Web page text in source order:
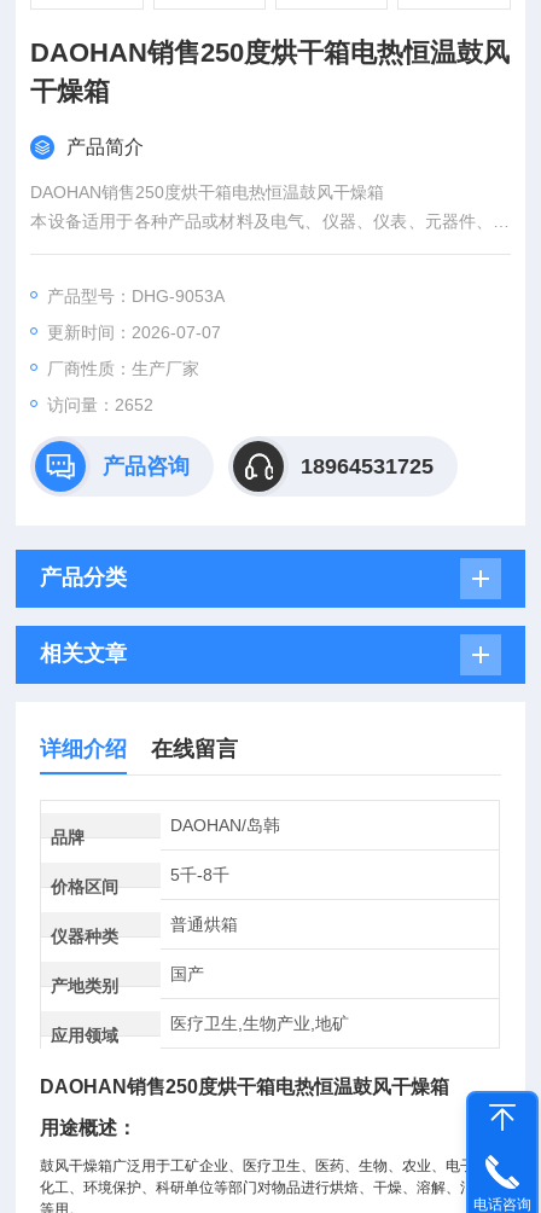
DAOHAN销售250度烘干箱电热恒温鼓风
干燥箱
产品简介
DAOHAN销售250度烘干箱电热恒温鼓风干燥箱
本设备适用于各种产品或材料及电气、仪器、仪表、元器件、电
子、电工及汽车 、通讯、塑胶、机械、化工、食品、化学品、五
产品型号：DHG-9053A
更新时间：2026-07-07
厂商性质：生产厂家
访问量：2652
产品咨询 18964531725
产品分类
相关文章
详细介绍 在线留言
品牌
DAOHAN/岛韩
价格区间
5千-8千
仪器种类
普通烘箱
产地类别
国产
应用领域
医疗卫生,生物产业,地矿
DAOHAN销售250度烘干箱电热恒温鼓风干燥箱
用途概述：
鼓风干燥箱广泛用于工矿企业、医疗卫生、医药、生物、农业、电子、
化工、环境保护、科研单位等部门对物品进行烘焙、干燥、溶解、消毒
等用。
电话咨询